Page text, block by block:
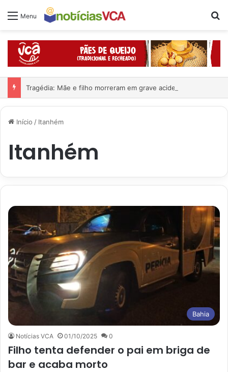
Menu
Tragédia: Mãe e filho morreram em grave acidente
Início / Itanhém
Itanhém
Bahia
Notícias VCA 01/10/2025 0
Filho tenta defender o pai em briga de
bar e acaba morto